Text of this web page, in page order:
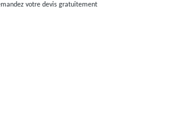
votre devis gratuitement